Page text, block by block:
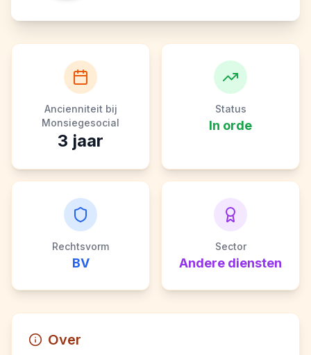
Ancienniteit bij
Monsiegesocial
3 jaar
Status
In orde
Rechtsvorm
BV
Sector
Andere diensten
Over